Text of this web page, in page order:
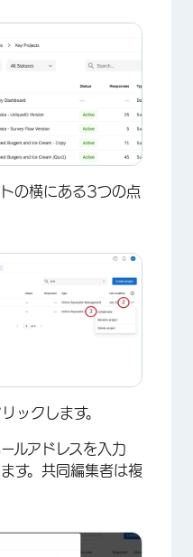
×
の横にある3つの点
ックします。
ルアドレスを入力
す。共同編集者は複